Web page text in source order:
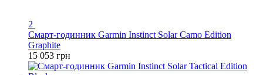
2
Смарт-годинник Garmin Instinct Solar Camo Edition
Graphite
15 053 грн